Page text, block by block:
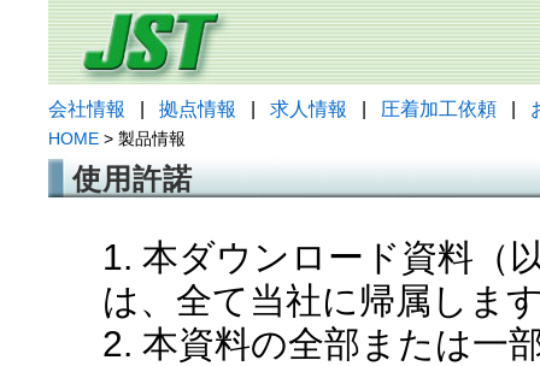
会社情報 拠点情報 求人情報 圧着加工依頼
HOME > 製品情報
使用許諾
1. 本ダウンロード資料（
は、全て当社に帰属しま
2. 本資料の全部または一